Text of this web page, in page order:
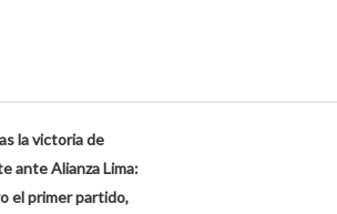
la victoria de
ante Alianza Lima:
el primer partido,